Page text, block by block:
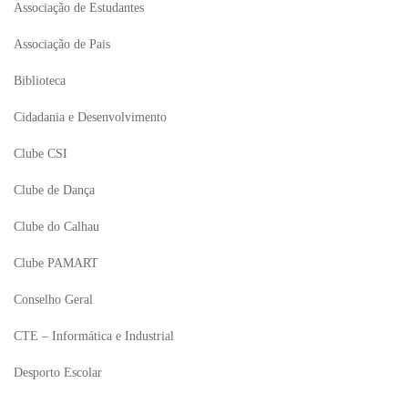
Associação de Estudantes
Associação de Pais
Biblioteca
Cidadania e Desenvolvimento
Clube CSI
Clube de Dança
Clube do Calhau
Clube PAMART
Conselho Geral
CTE – Informática e Industrial
Desporto Escolar